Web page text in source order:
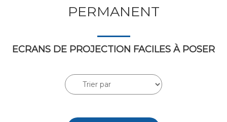
PERMANENT
ECRANS DE PROJECTION FACILES À POSER